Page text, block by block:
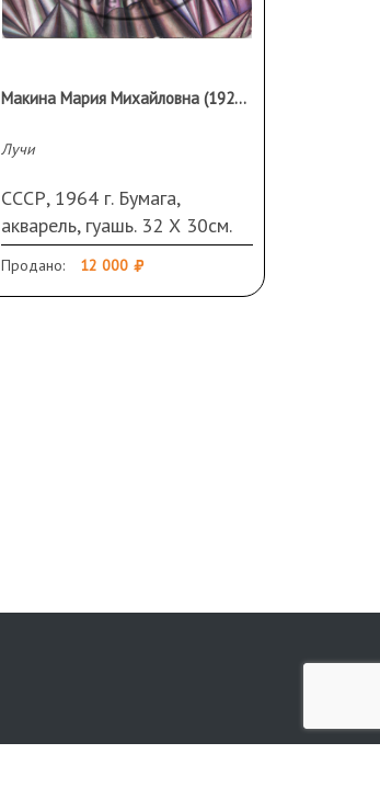
Макина Мария Михайловна (1920-2005)
Лучи
СССР, 1964 г. Бумага,
акварель, гуашь. 32 Х 30см.
Повреждения по краям,
сгибы.
Продано: 12 000